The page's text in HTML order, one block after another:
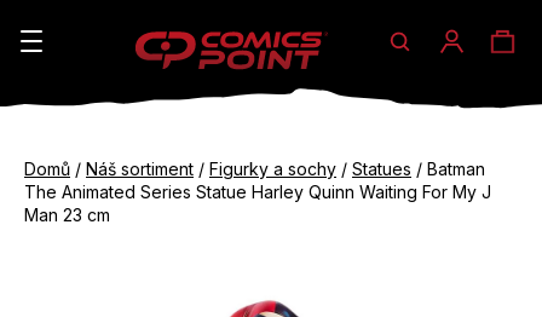
Hledat
Domů / Náš sortiment / Figurky a sochy / Statues / Batman
The Animated Series Statue Harley Quinn Waiting For My J
Man 23 cm
K
do
obchodu
do
obchodu